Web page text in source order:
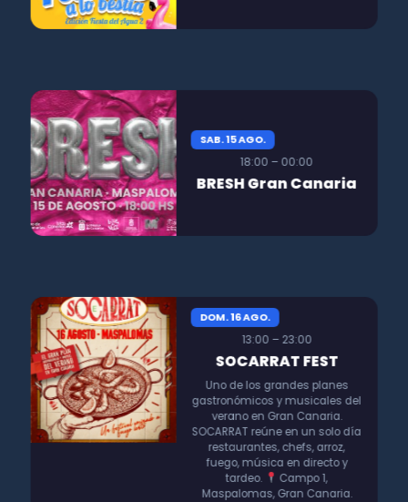
SAB. 15 AGO.
18:00 – 00:00
BRESH Gran Canaria
DOM. 16 AGO.
13:00 – 23:00
SOCARRAT FEST
Uno de los grandes planes
gastronómicos y musicales del
verano en Gran Canaria.
SOCARRAT reúne en un solo día
restaurantes, chefs, arroz,
fuego, música en directo y
tardeo.
Campo 1,
Maspalomas, Gran Canaria.